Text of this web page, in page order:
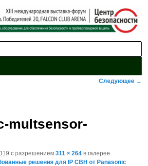
выставка-
безопасности»
для обеспечения безопасности и
защиты. 4-5 июня 2025, Минск, пр. Победителей,
содержимомусодержимому
Следующее →
multsensor-
с разрешением 311 × 264 в галерее
решения для IP СВН от Panasonic